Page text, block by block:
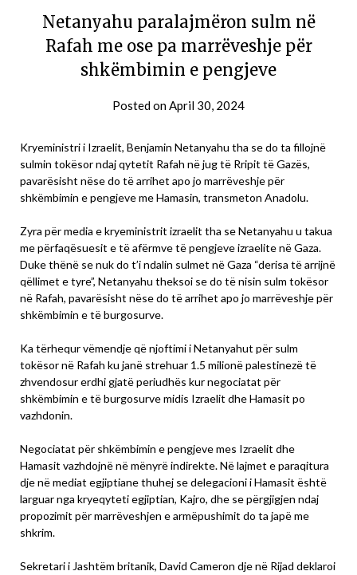
Netanyahu paralajmëron sulm në
Rafah me ose pa marrëveshje për
shkëmbimin e pengjeve
Posted onApril 30, 2024
Kryeministri i Izraelit, Benjamin Netanyahu tha se do ta fillojnë
sulmin tokësor ndaj qytetit Rafah në jug të Rripit të Gazës,
pavarësisht nëse do të arrihet apo jo marrëveshje për
shkëmbimin e pengjeve me Hamasin, transmeton Anadolu.
Zyra për media e kryeministrit izraelit tha se Netanyahu u takua
me përfaqësuesit e të afërmve të pengjeve izraelite në Gaza.
Duke thënë se nuk do t’i ndalin sulmet në Gaza “derisa të arrijnë
qëllimet e tyre”, Netanyahu theksoi se do të nisin sulm tokësor
në Rafah, pavarësisht nëse do të arrihet apo jo marrëveshje për
shkëmbimin e të burgosurve.
Ka tërhequr vëmendje që njoftimi i Netanyahut për sulm
tokësor në Rafah ku janë strehuar 1.5 milionë palestinezë të
zhvendosur erdhi gjatë periudhës kur negociatat për
shkëmbimin e të burgosurve midis Izraelit dhe Hamasit po
vazhdonin.
Negociatat për shkëmbimin e pengjeve mes Izraelit dhe
Hamasit vazhdojnë në mënyrë indirekte. Në lajmet e paraqitura
dje në mediat egjiptiane thuhej se delegacioni i Hamasit është
larguar nga kryeqyteti egjiptian, Kajro, dhe se përgjigjen ndaj
propozimit për marrëveshjen e armëpushimit do ta japë me
shkrim.
Sekretari i Jashtëm britanik, David Cameron dje në Rijad deklaroi